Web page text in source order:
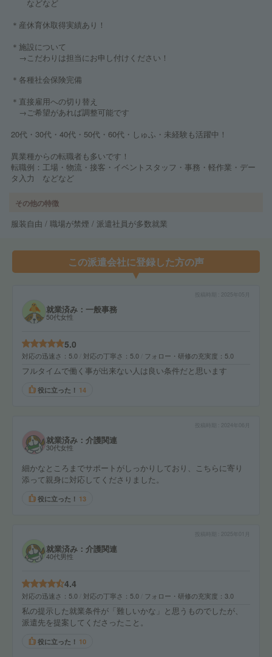
などなど
＊産休育休取得実績あり！
＊施設について
→こだわりは担当にお申し付けください！
＊各種社会保険完備
＊直接雇用への切り替え
→ご希望があれば調整可能です
20代・30代・40代・50代・60代・しゅふ・未経験も活躍中！
異業種からの転職者も多いです！
転職例：工場・物流・接客・イベントスタッフ・事務・軽作業・デー
タ入力 などなど
その他の特徴
服装自由 / 職場が禁煙 / 派遣社員が多数就業
この派遣会社に登録した方の声
2025年05月
就業済み：一般事務
50代女性
5.0
対応の迅速さ 5.0 対応の丁寧さ 5.0 フォロー・研修の充実度 5.0
フルタイムで働く事が出来ない人は良い条件だと思います
役に立った！ 14
2024年06月
就業済み：介護関連
30代女性
細かなところまでサポートがしっかりしており、こちらに寄り
添って親身に対応してくださりました。
役に立った！ 13
2025年01月
就業済み：介護関連
40代男性
4.4
対応の迅速さ 5.0 対応の丁寧さ 5.0 フォロー・研修の充実度 3.0
私の提示した就業条件が「難しいかな」と思うものでしたが、
派遣先を提案してくださったこと。
役に立った！ 10